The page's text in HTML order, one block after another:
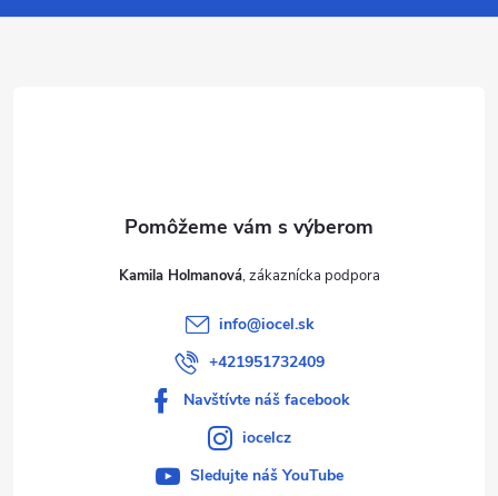
Kamila Holmanová
info@iocel.sk
+421951732409
Navštívte náš facebook
iocelcz
Sledujte náš YouTube